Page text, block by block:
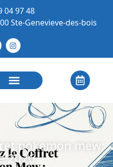
04 97 48
Ste-Genevieve-des-bois
pokemon mew:
2026